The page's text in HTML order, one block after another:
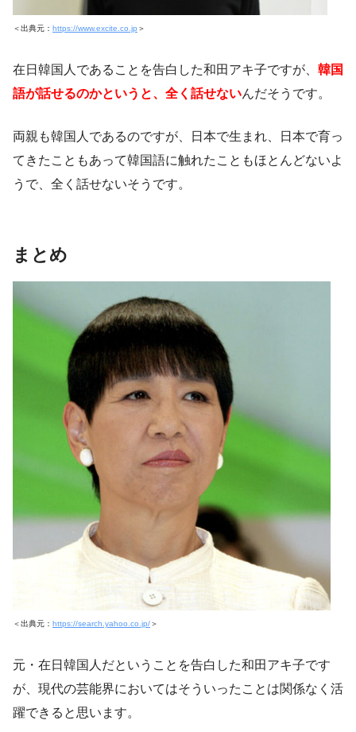
＜出典元： https://www.excite.co.jp ＞
在日韓国人であることを告白した和田アキ子ですが、 韓国
語が話せるのかというと、全く話せないんだそうです。
両親も韓国人であるのですが、日本で生まれ、日本で育っ
てきたこともあって韓国語に触れたこともほとんどないよ
うで、全く話せないそうです。
まとめ
＜出典元： https://search.yahoo.co.jp/＞
元・在日韓国人だということを告白した和田アキ子です
が、現代の芸能界においてはそういったことは関係なく活
躍できると思います。